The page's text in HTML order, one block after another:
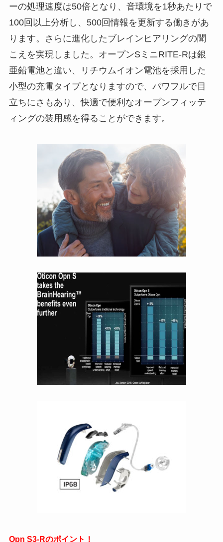
ーの処理速度は50倍となり、音環境を1秒あたりで
100回以上分析し、500回情報を更新する働きがあ
ります。さらに進化したブレインヒアリングの聞
こえを実現しました。オープンSミニRITE-Rは銀
亜鉛電池と違い、リチウムイオン電池を採用した
小型の充電タイプとなりますので、パワフルで目
立ちにさもあり、快適で便利なオープンフィッテ
ィングの装用感を得ることができます。
Opn S3-Rのポイント！